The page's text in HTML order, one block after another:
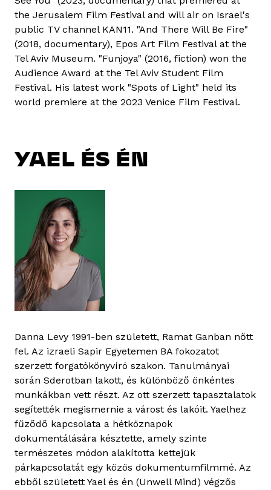
the Jerusalem Film Festival and will air on Israel's
public TV channel KAN11. "And There Will Be Fire"
(2018, documentary), Epos Art Film Festival at the
Tel Aviv Museum. "Funjoya" (2016, fiction) won the
Audience Award at the Tel Aviv Student Film
Festival. His latest work "Spots of Light" held its
world premiere at the 2023 Venice Film Festival.
YAEL ÉS ÉN
Danna Levy 1991-ben született, Ramat Ganban nőtt
fel. Az izraeli Sapir Egyetemen BA fokozatot
szerzett forgatókönyvíró szakon. Tanulmányai
során Sderotban lakott, és különböző önkéntes
munkákban vett részt. Az ott szerzett tapasztalatok
segítették megismernie a várost és lakóit. Yaelhez
fűződő kapcsolata a hétköznapok
dokumentálására késztette, amely szinte
természetes módon alakította kettejük
párkapcsolatát egy közös dokumentumfilmmé. Az
ebből született Yael és én (Unwell Mind) végzős